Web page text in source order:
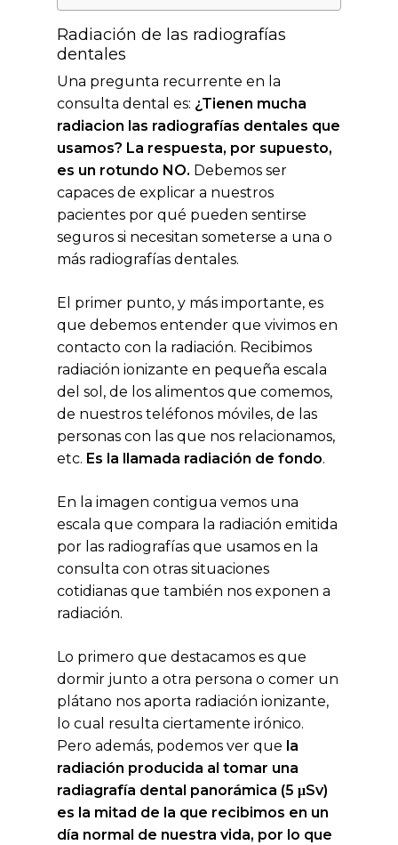
Radiación de las radiografías
dentales
Una pregunta recurrente en la
consulta dental es: ¿Tienen mucha
radiacion las radiografías dentales que
usamos? La respuesta, por supuesto,
es un rotundo NO. Debemos ser
capaces de explicar a nuestros
pacientes por qué pueden sentirse
seguros si necesitan someterse a una o
más radiografías dentales.
El primer punto, y más importante, es
que debemos entender que vivimos en
contacto con la radiación. Recibimos
radiación ionizante en pequeña escala
del sol, de los alimentos que comemos,
de nuestros teléfonos móviles, de las
personas con las que nos relacionamos,
etc. Es la llamada radiación de fondo.
En la imagen contigua vemos una
escala que compara la radiación emitida
por las radiografías que usamos en la
consulta con otras situaciones
cotidianas que también nos exponen a
radiación.
Lo primero que destacamos es que
dormir junto a otra persona o comer un
plátano nos aporta radiación ionizante,
lo cual resulta ciertamente irónico.
Pero además, podemos ver que la
radiación producida al tomar una
radiagrafía dental panorámica (5 μSv)
es la mitad de la que recibimos en un
día normal de nuestra vida, por lo que